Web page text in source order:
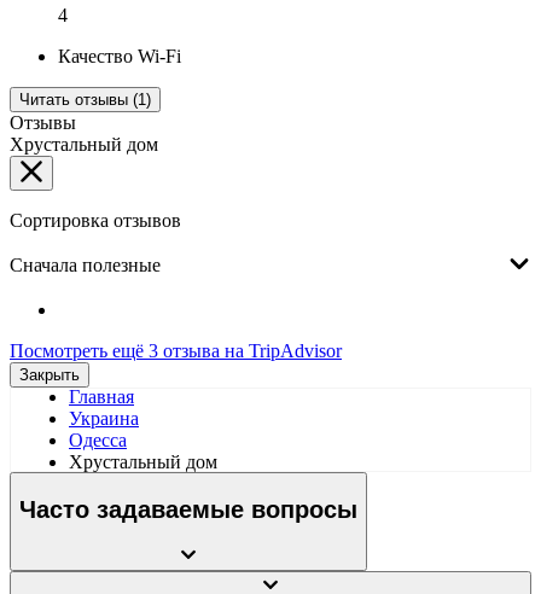
4
Качество Wi-Fi
Читать отзывы (1)
Отзывы
Хрустальный дом
Сортировка отзывов
Сначала полезные
Посмотреть ещё 3 отзыва на TripAdvisor
Закрыть
Главная
Украина
Одесса
Хрустальный дом
Часто задаваемые вопросы